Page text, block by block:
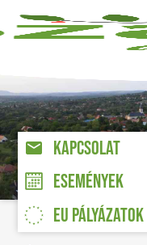
KAPCSOLAT
ESEMÉNYEK
EU PÁLYÁZATOK